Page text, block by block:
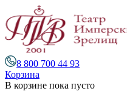
8 800 700 44 93
Корзина
В корзине пока пусто